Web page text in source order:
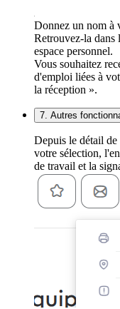
Donnez un nom à
Retrouvez-la dans
espace personnel.
Vous souhaitez
d'emploi liées à
la réception ».
7. Autres
Depuis le détail
votre sélection,
de travail et la